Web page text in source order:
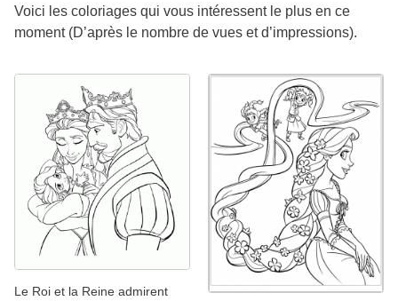
Voici les coloriages qui vous intéressent le plus en ce
moment (D’après le nombre de vues et d’impressions).
Le Roi et la Reine admirent